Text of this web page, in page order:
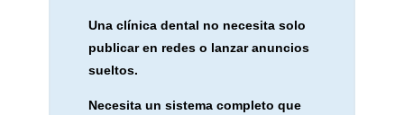
Una clínica dental no necesita solo
publicar en redes o lanzar anuncios
sueltos.
Necesita un sistema completo que